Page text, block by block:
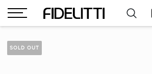
SOLD OUT